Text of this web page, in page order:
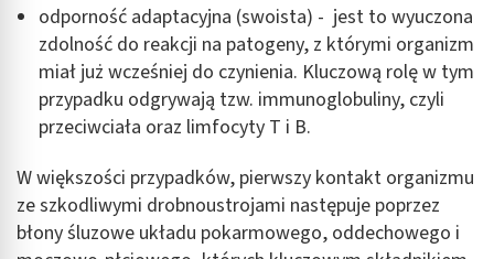
odporność adaptacyjna (swoista) - jest to wyuczona
zdolność do reakcji na patogeny, z którymi organizm
miał już wcześniej do czynienia. Kluczową rolę w tym
przypadku odgrywają tzw. immunoglobuliny, czyli
przeciwciała oraz limfocyty T i B.
W większości przypadków, pierwszy kontakt organizmu
ze szkodliwymi drobnoustrojami następuje poprzez
błony śluzowe układu pokarmowego, oddechowego i